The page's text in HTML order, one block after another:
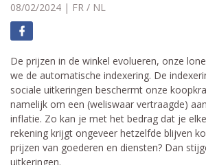
08/02/2024 | FR / NL
De prijzen in de winkel evolueren, onze
we de automatische indexering. De
sociale uitkeringen beschermt onze
namelijk om een (weliswaar vertraagde)
inflatie. Zo kan je met het bedrag dat je
rekening krijgt ongeveer hetzelfde blijven
prijzen van goederen en diensten? Dan
uitkeringen.